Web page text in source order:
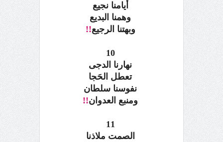
أيامنا نجيع
وهمنا البديع
وبهتنا الرجيع!!
10
نهارنا الدجى
تعطل الحَجا
نفوسنا سلطان
ومنبع العدوان!!
11
الصمت ملاذنا